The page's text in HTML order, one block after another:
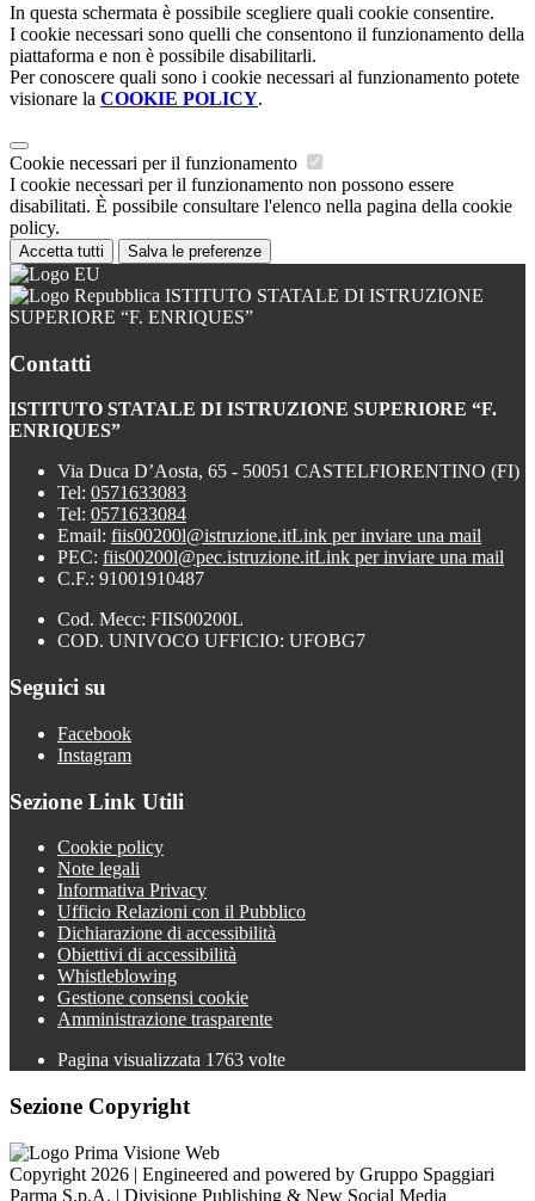
In questa schermata è possibile scegliere quali cookie consentire.
I cookie necessari sono quelli che consentono il funzionamento della
piattaforma e non è possibile disabilitarli.
Per conoscere quali sono i cookie necessari al funzionamento potete
visionare la COOKIE POLICY.
Cookie necessari per il funzionamento
I cookie necessari per il funzionamento non possono essere
disabilitati. È possibile consultare l'elenco nella pagina della cookie
policy.
Accetta tutti Salva le preferenze
ISTITUTO STATALE DI ISTRUZIONE
SUPERIORE “F. ENRIQUES”
Contatti
ISTITUTO STATALE DI ISTRUZIONE SUPERIORE “F.
ENRIQUES”
Via Duca D’Aosta, 65 - 50051 CASTELFIORENTINO (FI)
Tel: 0571633083
Tel: 0571633084
Email: fiis00200l@istruzione.itLink per inviare una mail
PEC: fiis00200l@pec.istruzione.itLink per inviare una mail
C.F.: 91001910487
Cod. Mecc: FIIS00200L
COD. UNIVOCO UFFICIO: UFOBG7
Seguici su
Facebook
Instagram
Sezione Link Utili
Cookie policy
Note legali
Informativa Privacy
Ufficio Relazioni con il Pubblico
Dichiarazione di accessibilità
Obiettivi di accessibilità
Whistleblowing
Gestione consensi cookie
Amministrazione trasparente
Pagina visualizzata 1763 volte
Sezione Copyright
Copyright 2026 | Engineered and powered by Gruppo Spaggiari
Parma S.p.A. | Divisione Publishing & New Social Media